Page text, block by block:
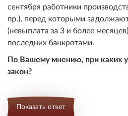
сентября работники
пр.), перед которыми
(невыплата за 3 и более
последних банкротами.
По Вашему мнению, при каких
закон?
Показать ответ